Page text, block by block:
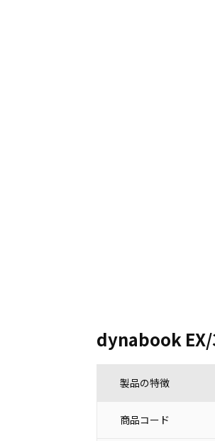
dynabook
製品の特徴
商品コード